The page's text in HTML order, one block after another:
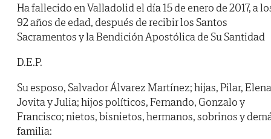
Ha fallecido en Valladolid el día 15 de enero de 2017, a
92 años de edad, después de recibir los Santos
Sacramentos y la Bendición Apostólica de Su Santidad
D.E.P.
Su esposo, Salvador Álvarez Martínez; hijas, Pilar,
Jovita y Julia; hijos políticos, Fernando, Gonzalo y
Francisco; nietos, bisnietos, hermanos, sobrinos y
familia: